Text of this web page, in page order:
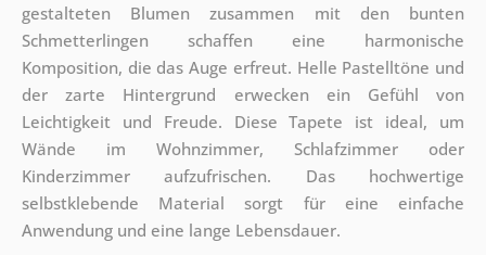
gestalteten Blumen zusammen mit den bunten
Schmetterlingen schaffen eine harmonische
Komposition, die das Auge erfreut. Helle Pastelltöne und
der zarte Hintergrund erwecken ein Gefühl von
Leichtigkeit und Freude. Diese Tapete ist ideal, um
Wände im Wohnzimmer, Schlafzimmer oder
Kinderzimmer aufzufrischen. Das hochwertige
selbstklebende Material sorgt für eine einfache
Anwendung und eine lange Lebensdauer.